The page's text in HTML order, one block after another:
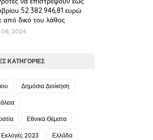
52.382.946,81 ευρώ
δικό του λάθος
06, 2024
ΚΑΤΗΓΟΡΙΕΣ
Δημόσια Διοίκηση
Εθνικά Θέματα
Εκλογές 2023
Ελλάδα